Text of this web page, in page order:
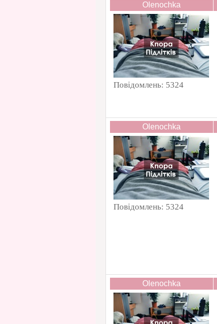
Olenochka
Повідомлень: 5324
Olenochka
Повідомлень: 5324
Olenochka